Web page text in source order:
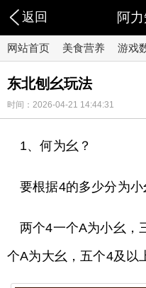
返回 阿
网站首页 美食营养 游戏
东北刨幺玩法
时间：2026-04-21 14:44:31
1、何为幺？
要根据4的多少分为小
两个4一个A为小幺，
个A为大幺，五个4及以